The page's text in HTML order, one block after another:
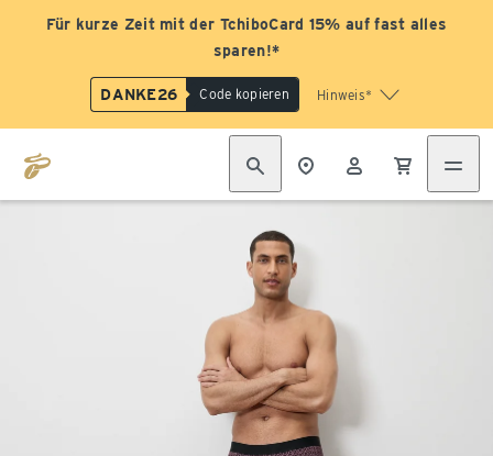
Für kurze Zeit mit der TchiboCard 15% auf fast alles
sparen!*
DANKE26 Code kopieren Hinweis*